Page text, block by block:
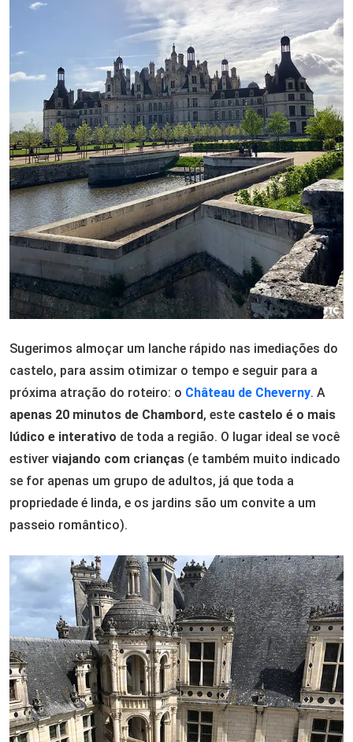
Sugerimos almoçar um lanche rápido nas imediações do
castelo, para assim otimizar o tempo e seguir para a
próxima atração do roteiro: o Château de Cheverny. A
apenas 20 minutos de Chambord, este castelo é o mais
lúdico e interativo de toda a região. O lugar ideal se você
estiver viajando com crianças (e também muito indicado
se for apenas um grupo de adultos, já que toda a
propriedade é linda, e os jardins são um convite a um
passeio romântico).